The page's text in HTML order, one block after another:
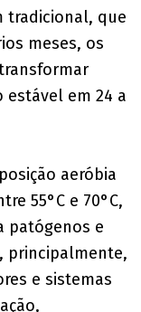
tradicional, que
meses, os
em 24 a
aeróbia
55°C e 70°C,
patógenos e
principalmente,
e sistemas